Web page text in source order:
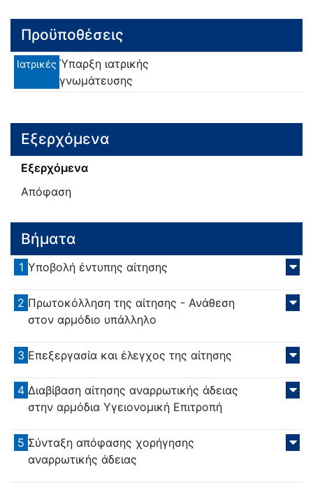
Προϋποθέσεις
Ιατρικές Ύπαρξη ιατρικής
γνωμάτευσης
Εξερχόμενα
Εξερχόμενα
Απόφαση
Βήματα
1 Υποβολή έντυπης αίτησης
2 Πρωτοκόλληση της αίτησης - Ανάθεση
στον αρμόδιο υπάλληλο
3 Επεξεργασία και έλεγχος της αίτησης
4 Διαβίβαση αίτησης αναρρωτικής άδειας
στην αρμόδια Υγειονομική Επιτροπή
5 Σύνταξη απόφασης χορήγησης
αναρρωτικής άδειας